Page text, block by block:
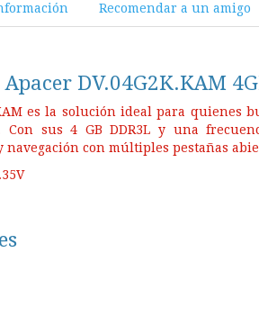
Recomendar a un amigo
DV.04G2K.KAM
es la solución ideal para
Con sus 4 GB DDR3L y una
navegación con múltiples pestañas